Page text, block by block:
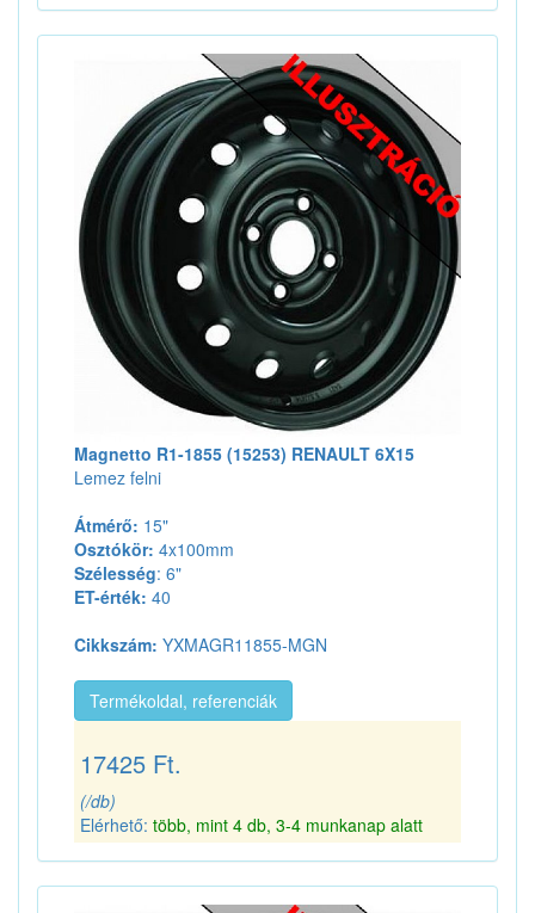
Magnetto R1-1855 (15253) RENAULT 6X15
Lemez felni
Átmérő: 15"
Osztókör: 4x100mm
Szélesség: 6"
ET-érték: 40
Cikkszám: YXMAGR11855-MGN
Termékoldal, referenciák
17425 Ft.
(/db)
Elérhető: több, mint 4 db, 3-4 munkanap alatt